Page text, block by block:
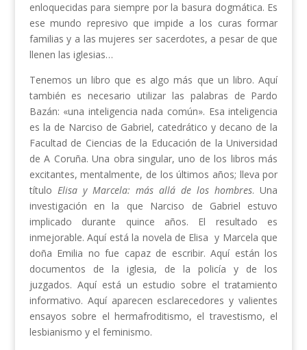
enloquecidas para siempre por la basura dogmática. Es
ese mundo represivo que impide a los curas formar
familias y a las mujeres ser sacerdotes, a pesar de que
llenen las iglesias…
Tenemos un libro que es algo más que un libro. Aquí
también es necesario utilizar las palabras de Pardo
Bazán: «una inteligencia nada común». Esa inteligencia
es la de Narciso de Gabriel, catedrático y decano de la
Facultad de Ciencias de la Educación de la Universidad
de A Coruña. Una obra singular, uno de los libros más
excitantes, mentalmente, de los últimos años; lleva por
título Elisa y Marcela: más allá de los hombres. Una
investigación en la que Narciso de Gabriel estuvo
implicado durante quince años. El resultado es
inmejorable. Aquí está la novela de Elisa y Marcela que
doña Emilia no fue capaz de escribir. Aquí están los
documentos de la iglesia, de la policía y de los
juzgados. Aquí está un estudio sobre el tratamiento
informativo. Aquí aparecen esclarecedores y valientes
ensayos sobre el hermafroditismo, el travestismo, el
lesbianismo y el feminismo.